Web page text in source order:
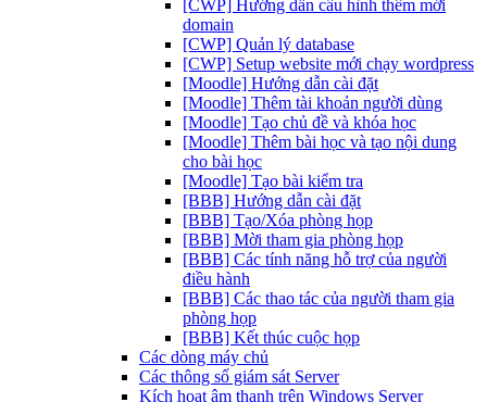
[CWP] Hướng dẫn cấu hình thêm mới
domain
[CWP] Quản lý database
[CWP] Setup website mới chạy wordpress
[Moodle] Hướng dẫn cài đặt
[Moodle] Thêm tài khoản người dùng
[Moodle] Tạo chủ đề và khóa học
[Moodle] Thêm bài học và tạo nội dung
cho bài học
[Moodle] Tạo bài kiểm tra
[BBB] Hướng dẫn cài đặt
[BBB] Tạo/Xóa phòng họp
[BBB] Mời tham gia phòng họp
[BBB] Các tính năng hỗ trợ của người
điều hành
[BBB] Các thao tác của người tham gia
phòng họp
[BBB] Kết thúc cuộc họp
Các dòng máy chủ
Các thông số giám sát Server
Kích hoạt âm thanh trên Windows Server